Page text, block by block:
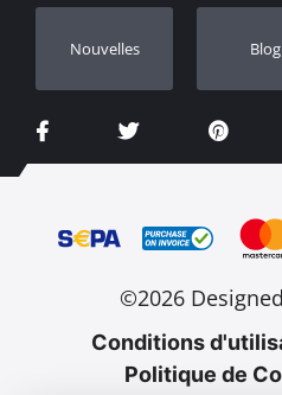
Nouvelles Blog
©2026
Conditions
Politique de